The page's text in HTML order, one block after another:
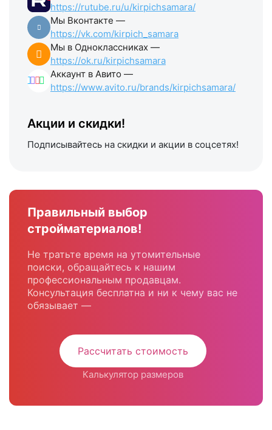
https://rutube.ru/u/kirpichsamara/
Мы Вконтакте —
https://vk.com/kirpich_samara
Мы в Одноклассниках —
https://ok.ru/kirpichsamara
Аккаунт в Авито —
https://www.avito.ru/brands/kirpichsamara/
Акции и скидки!
Подписывайтесь на скидки и акции в соцсетях!
Правильный выбор
стройматериалов!
Не тратьте время на утомительные
поиски, обращайтесь к нашим
профессиональным продавцам.
Консультация бесплатна и ни к чему вас не
обязывает —
Рассчитать стоимость
Калькулятор размеров